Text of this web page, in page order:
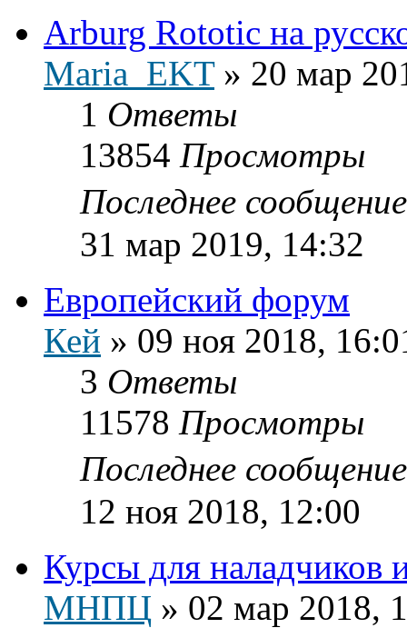
Arburg Rototic на
Maria_EKT» 20 мар
1 Ответы
13854 Просмотры
Последнее
31 мар 2019, 14:32
Европейский форум
Кей » 09 ноя 2018,
3 Ответы
11578 Просмотры
Последнее
12 ноя 2018, 12:00
Курсы для наладчиков
МНПЦ » 02 мар 2018,